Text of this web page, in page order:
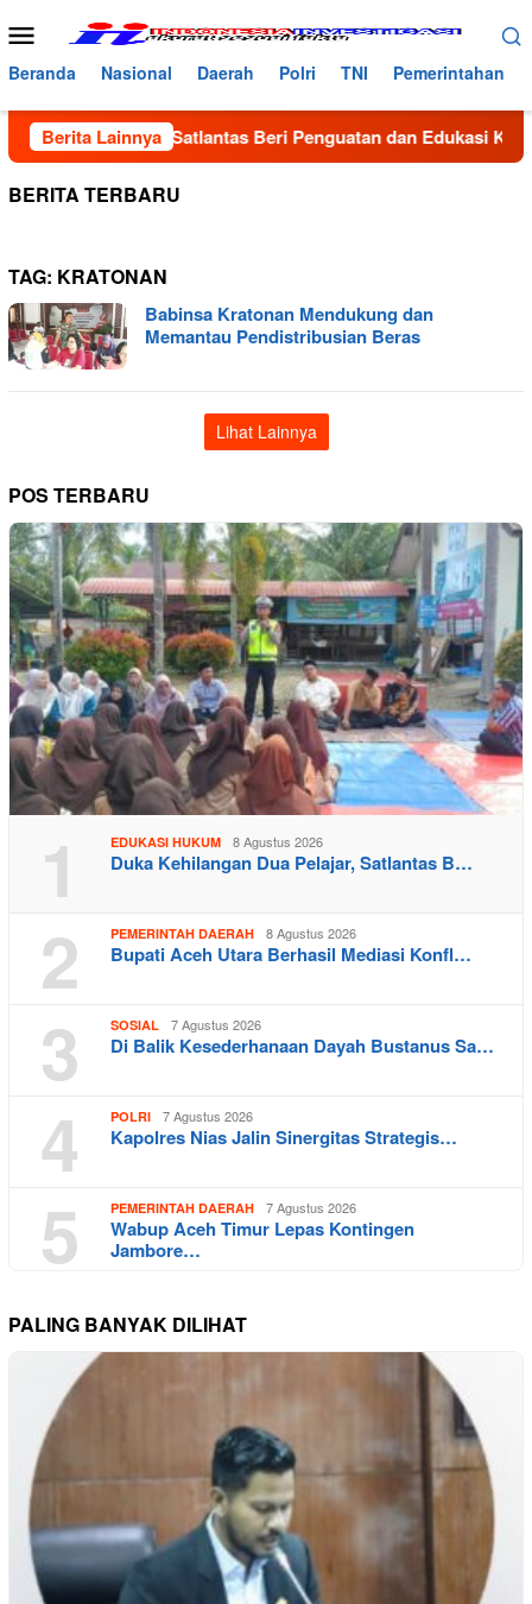
ke
konten
Menu
Mobile
Beranda Nasional Daerah Polri TNI Pemerintahan
Berita Lainnya
Dua Pelajar, Satlantas Beri Penguatan dan Edukasi
BERITA TERBARU
TAG: KRATONAN
Babinsa Kratonan Mendukung dan
Memantau Pendistribusian Beras
Lihat Lainnya
POS TERBARU
1 EDUKASI HUKUM 8 Agustus 2026
Duka Kehilangan Dua Pelajar, Satlantas B…
2 PEMERINTAH DAERAH 8 Agustus 2026
Bupati Aceh Utara Berhasil Mediasi Konfl…
3 SOSIAL 7 Agustus 2026
Di Balik Kesederhanaan Dayah Bustanus Sa…
4 POLRI 7 Agustus 2026
Kapolres Nias Jalin Sinergitas Strategis…
5 PEMERINTAH DAERAH 7 Agustus 2026
Wabup Aceh Timur Lepas Kontingen
Jambore…
PALING BANYAK DILIHAT